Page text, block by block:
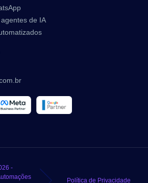
de IA
-
Política de Privacidade